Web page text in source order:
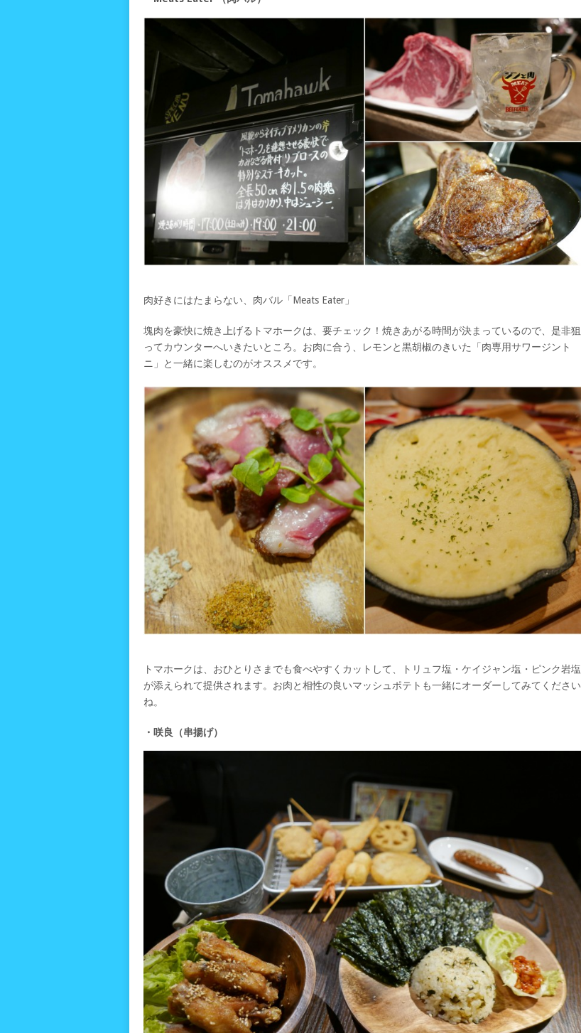
肉好きにはたまらない、肉バル「Meats Eater」
塊肉を豪快に焼き上げるトマホークは、要チェック！焼きあがる時間が決まっているので、是非狙
ってカウンターへいきたいところ。お肉に合う、レモンと黒胡椒のきいた「肉専用サワージント
ニ」と一緒に楽しむのがオススメです。
トマホークは、おひとりさまでも食べやすくカットして、トリュフ塩・ケイジャン塩・ピンク岩塩
が添えられて提供されます。お肉と相性の良いマッシュポテトも一緒にオーダーしてみてください
ね。
・咲良（串揚げ）